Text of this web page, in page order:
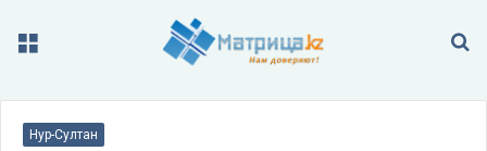
Меню
Нур-Султан